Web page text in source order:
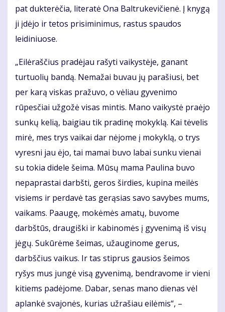
pat dukterėčia, literatė Ona Baltrukevičienė. Į knygą
ji įdėjo ir tetos prisiminimus, rastus spaudos
leidiniuose.
„Eilėraščius pradėjau rašyti vaikystėje, ganant
turtuolių bandą. Nemažai buvau jų parašiusi, bet
per karą viskas pražuvo, o vėliau gyvenimo
rūpesčiai užgožė visas mintis. Mano vaikystė praėjo
sunkų kelią, baigiau tik pradinę mokyklą. Kai tėvelis
mirė, mes trys vaikai dar nėjome į mokyklą, o trys
vyresni jau ėjo, tai mamai buvo labai sunku vienai
su tokia didele šeima. Mūsų mama Paulina buvo
nepaprastai darbšti, geros širdies, kupina meilės
visiems ir perdavė tas gerąsias savo savybes mums,
vaikams. Paaugę, mokėmės amatų, buvome
darbštūs, draugiški ir kabinomės į gyvenimą iš visų
jėgų. Sukūrėme šeimas, užauginome gerus,
darbščius vaikus. Ir tas stiprus gausios šeimos
ryšys mus jungė visą gyvenimą, bendravome ir vieni
kitiems padėjome. Dabar, senas mano dienas vėl
aplankė svajonės, kurias užrašiau eilėmis“, –